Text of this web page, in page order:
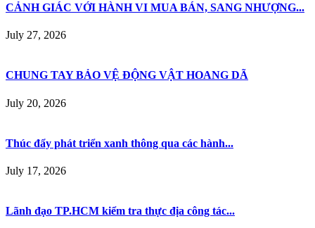
CẢNH GIÁC VỚI HÀNH VI MUA BÁN, SANG NHƯỢNG...
July 27, 2026
CHUNG TAY BẢO VỆ ĐỘNG VẬT HOANG DÃ
July 20, 2026
Thúc đẩy phát triển xanh thông qua các hành...
July 17, 2026
Lãnh đạo TP.HCM kiểm tra thực địa công tác...